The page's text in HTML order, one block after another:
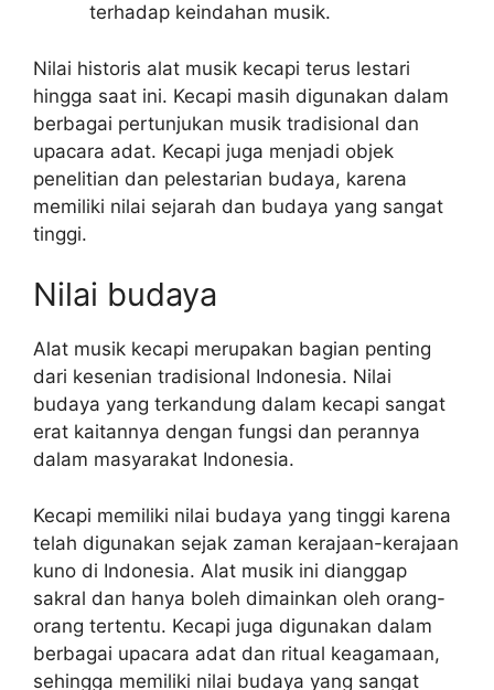
terhadap keindahan musik.
Nilai historis alat musik kecapi terus lestari
hingga saat ini. Kecapi masih digunakan dalam
berbagai pertunjukan musik tradisional dan
upacara adat. Kecapi juga menjadi objek
penelitian dan pelestarian budaya, karena
memiliki nilai sejarah dan budaya yang sangat
tinggi.
Nilai budaya
Alat musik kecapi merupakan bagian penting
dari kesenian tradisional Indonesia. Nilai
budaya yang terkandung dalam kecapi sangat
erat kaitannya dengan fungsi dan perannya
dalam masyarakat Indonesia.
Kecapi memiliki nilai budaya yang tinggi karena
telah digunakan sejak zaman kerajaan-kerajaan
kuno di Indonesia. Alat musik ini dianggap
sakral dan hanya boleh dimainkan oleh orang-
orang tertentu. Kecapi juga digunakan dalam
berbagai upacara adat dan ritual keagamaan,
sehingga memiliki nilai budaya yang sangat